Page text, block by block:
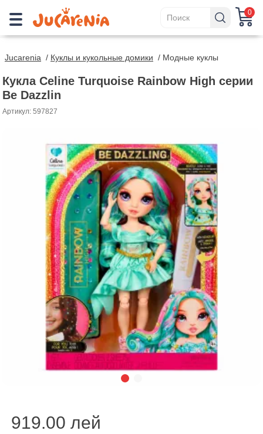
0
Jucarenia / Куклы и кукольные домики / Модные куклы
Кукла Celine Turquoise Rainbow High серии
Be Dazzlin
Артикул: 597827
919.00 лей